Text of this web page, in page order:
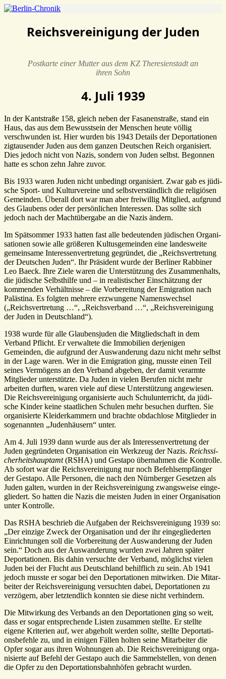
Reichsvereinigung der Juden
Postkarte einer Mutter aus dem KZ Theresienstadt an
ihren Sohn
4. Juli 1939
In der Kant­straße 158, gleich neben der Fasa­nen­straße, stand ein
Haus, das aus dem Bewusst­sein der Menschen heute völlig
verschwunden ist. Hier wurden bis 1943 Details der Depor­ta­tionen
zigtau­sender Juden aus dem ganzen Deut­schen Reich orga­ni­siert.
Dies jedoch nicht von Nazis, sondern von Juden selbst. Begonnen
hatte es schon zehn Jahre zuvor.
Bis 1933 waren Juden nicht unbe­dingt orga­ni­siert. Zwar gab es jüdi­
sche Sport- und Kultur­ver­eine und selbst­ver­ständ­lich die reli­giösen
Gemeinden. Überall dort war man aber frei­willig Mitglied, aufgrund
des Glau­bens oder der persön­li­chen Inter­essen. Das sollte sich
jedoch nach der Macht­über­gabe an die Nazis ändern.
Im Spät­sommer 1933 hatten fast alle bedeu­tenden jüdi­schen Orga­ni­
sa­tionen sowie alle größeren Kultus­ge­meinden eine landes­weite
gemein­same Inter­es­sen­ver­tre­tung gegründet, die „Reichs­ver­tre­tung
der Deut­schen Juden“. Ihr Präsi­dent wurde der Berliner Rabbiner
Leo Baeck. Ihre Ziele waren die Unter­stüt­zung des Zusam­men­halts,
die jüdi­sche Selbst­hilfe und – in realis­ti­scher Einschät­zung der
kommenden Verhält­nisse – die Vorbe­rei­tung der Emigra­tion nach
Paläs­tina. Es folgten mehrere erzwun­gene Namens­wechsel
(„Reichs­ver­tre­tung …“, „Reichs­ver­band …“, „Reichs­ver­ei­ni­gung
der Juden in Deutsch­land“).
1938 wurde für alle Glau­bens­juden die Mitglied­schaft in dem
Verband Pflicht. Er verwal­tete die Immo­bi­lien derje­nigen
Gemeinden, die aufgrund der Auswan­de­rung dazu nicht mehr selbst
in der Lage waren. Wer in die Emigra­tion ging, musste einen Teil
seines Vermö­gens an den Verband abgeben, der damit verarmte
Mitglieder unter­stützte. Da Juden in vielen Berufen nicht mehr
arbeiten durften, waren viele auf diese Unter­stüt­zung ange­wiesen.
Die Reichs­ver­ei­ni­gung orga­ni­sierte auch Schul­un­ter­richt, da jüdi­
sche Kinder keine staat­li­chen Schulen mehr besu­chen durften. Sie
orga­ni­sierte Klei­der­kam­mern und brachte obdach­lose Mitglieder in
soge­nannten „Juden­häu­sern“ unter.
Am 4. Juli 1939 dann wurde aus der als Inter­es­sen­ver­tre­tung der
Juden gegrün­deten Orga­ni­sa­tion ein Werk­zeug der Nazis. Reichs­si­
cher­heits­hauptamt(RSHA) und Gestapo über­nahmen die Kontrolle.
Ab sofort war die Reichs­ver­ei­ni­gung nur noch Befehls­emp­fänger
der Gestapo. Alle Personen, die nach den Nürn­berger Gesetzen als
Juden galten, wurden in der Reichs­ver­ei­ni­gung zwangs­weise einge­
glie­dert. So hatten die Nazis die meisten Juden in einer Orga­ni­sa­tion
unter Kontrolle.
Das RSHA beschrieb die Aufgaben der Reichs­ver­ei­ni­gung 1939 so:
„Der einzige Zweck der Orga­ni­sa­tion und der ihr einge­glie­derten
Einrich­tungen soll die Vorbe­rei­tung der Auswan­de­rung der Juden
sein.“ Doch aus der Auswan­de­rung wurden zwei Jahren später
Depor­ta­tionen. Bis dahin versuchte der Verband, möglichst vielen
Juden bei der Flucht aus Deutsch­land behilf­lich zu sein. Ab 1941
jedoch musste er sogar bei den Depor­ta­tionen mitwirken. Die Mitar­
beiter der Reichs­ver­ei­ni­gung versuchten dabei, Depor­ta­tionen zu
verzö­gern, aber letzt­end­lich konnten sie diese nicht verhin­dern.
Die Mitwir­kung des Verbands an den Depor­ta­tionen ging so weit,
dass er sogar entspre­chende Listen zusammen stellte. Er stellte
eigene Krite­rien auf, wer abge­holt werden sollte, stellte Depor­ta­ti­
ons­be­fehle zu, und in einigen Fällen holten seine Mitar­beiter die
Opfer sogar aus ihren Wohnungen ab. Die Reichs­ver­ei­ni­gung orga­
ni­sierte auf Befehl der Gestapo auch die Sammel­stellen, von denen
die Opfer zu den Depor­ta­ti­ons­bahn­höfen gebracht wurden.